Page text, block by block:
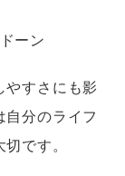
ーン
やすさにも影
分のライフ
です。